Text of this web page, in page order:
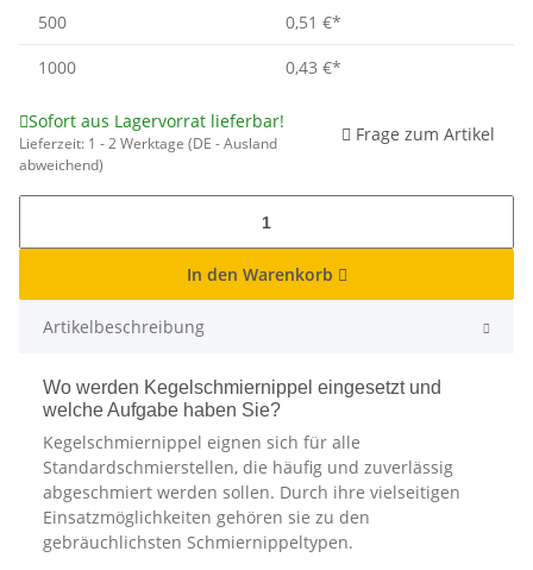
500
0,51 €*
1000
0,43 €*
Sofort aus Lagervorrat lieferbar!
Lieferzeit: 1 - 2 Werktage (DE - Ausland
abweichend)
Frage zum Artikel
In den Warenkorb
Artikelbeschreibung
Wo werden Kegelschmiernippel eingesetzt und
welche Aufgabe haben Sie?
Kegelschmiernippel eignen sich für alle
Standardschmierstellen, die häufig und zuverlässig
abgeschmiert werden sollen. Durch ihre vielseitigen
Einsatzmöglichkeiten gehören sie zu den
gebräuchlichsten Schmiernippeltypen.